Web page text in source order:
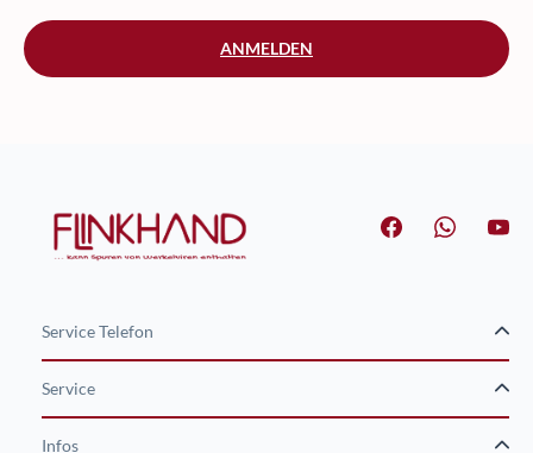
ANMELDEN
Service Telefon
Service
Infos